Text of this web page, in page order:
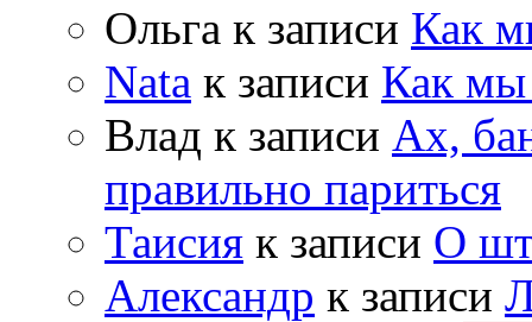
Ольга к записи Как
Nata к записи Как мы
Влад к записи Ах,
правильно париться
Таисия к записи О
Александр к записи